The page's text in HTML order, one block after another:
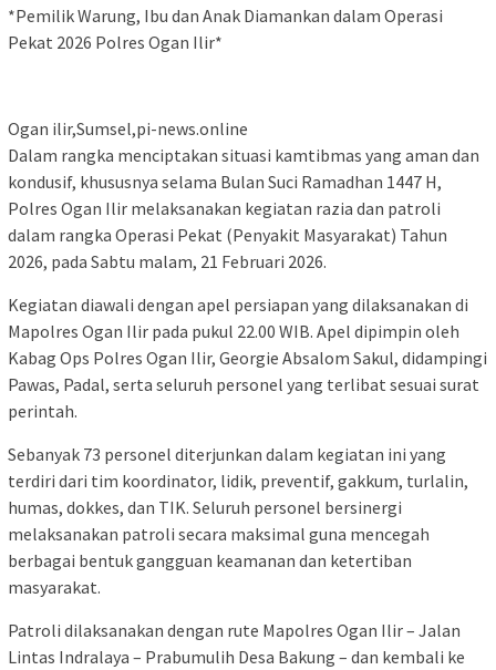
*Pemilik Warung, Ibu dan Anak Diamankan dalam Operasi
Pekat 2026 Polres Ogan Ilir*
Ogan ilir,Sumsel,pi-news.online
Dalam rangka menciptakan situasi kamtibmas yang aman dan
kondusif, khususnya selama Bulan Suci Ramadhan 1447 H,
Polres Ogan Ilir melaksanakan kegiatan razia dan patroli
dalam rangka Operasi Pekat (Penyakit Masyarakat) Tahun
2026, pada Sabtu malam, 21 Februari 2026.
Kegiatan diawali dengan apel persiapan yang dilaksanakan di
Mapolres Ogan Ilir pada pukul 22.00 WIB. Apel dipimpin oleh
Kabag Ops Polres Ogan Ilir, Georgie Absalom Sakul, didampingi
Pawas, Padal, serta seluruh personel yang terlibat sesuai surat
perintah.
Sebanyak 73 personel diterjunkan dalam kegiatan ini yang
terdiri dari tim koordinator, lidik, preventif, gakkum, turlalin,
humas, dokkes, dan TIK. Seluruh personel bersinergi
melaksanakan patroli secara maksimal guna mencegah
berbagai bentuk gangguan keamanan dan ketertiban
masyarakat.
Patroli dilaksanakan dengan rute Mapolres Ogan Ilir – Jalan
Lintas Indralaya – Prabumulih Desa Bakung – dan kembali ke